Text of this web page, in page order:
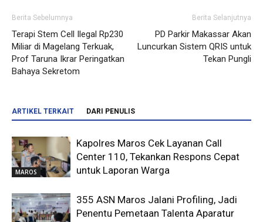
Berita Sebelumnya
Terapi Stem Cell Ilegal Rp230
Miliar di Magelang Terkuak,
Prof Taruna Ikrar Peringatkan
Bahaya Sekretom
Berita Selanjutnya
PD Parkir Makassar Akan
Luncurkan Sistem QRIS untuk
Tekan Pungli
ARTIKEL TERKAIT DARI PENULIS
MAROS
Kapolres Maros Cek Layanan Call
Center 110, Tekankan Respons Cepat
untuk Laporan Warga
355 ASN Maros Jalani Profiling, Jadi
Penentu Pemetaan Talenta Aparatur